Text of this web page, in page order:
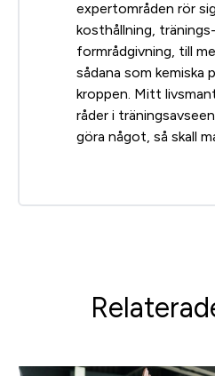
expertområden rör
kosthållning,
formrådgivning, till
sådana som kemiska
kroppen. Mitt
råder i
göra något, så skall